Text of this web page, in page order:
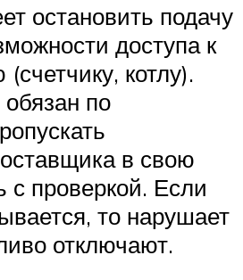
остановить подачу
доступа к
котлу).
по
в свою
с проверкой. Если
то нарушает
отключают.